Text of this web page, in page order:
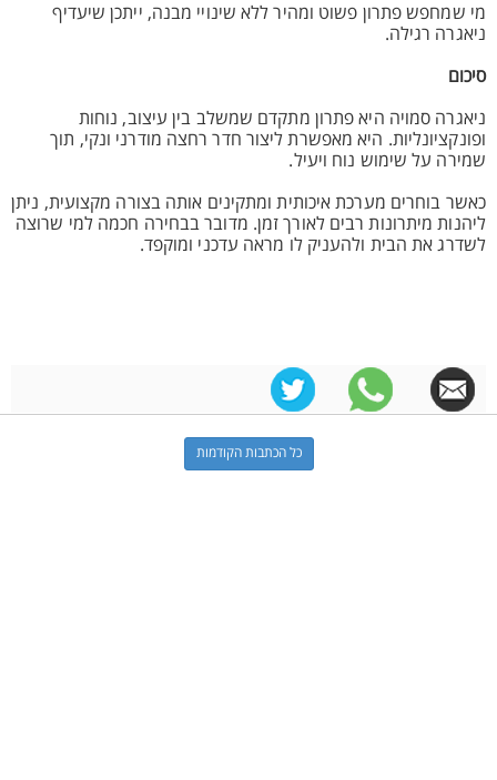
מי שמחפש פתרון פשוט ומהיר ללא שינויי מבנה, ייתכן שיעדיף
ניאגרה רגילה.
סיכום
ניאגרה סמויה היא פתרון מתקדם שמשלב בין עיצוב, נוחות
ופונקציונליות. היא מאפשרת ליצור חדר רחצה מודרני ונקי, תוך
שמירה על שימוש נוח ויעיל.
כאשר בוחרים מערכת איכותית ומתקינים אותה בצורה מקצועית, ניתן
ליהנות מיתרונות רבים לאורך זמן. מדובר בבחירה חכמה למי שרוצה
לשדרג את הבית ולהעניק לו מראה עדכני ומוקפד.
כל הכתבות הקודמות